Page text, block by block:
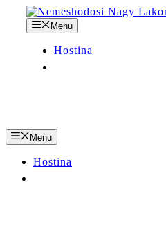
Preskočiť
obsah
Menu
Hostina
Menu
Hostina